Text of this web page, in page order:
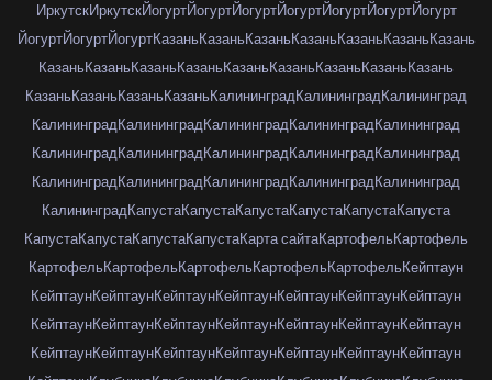
ИркутскИркутскЙогуртЙогуртЙогуртЙогуртЙогуртЙогуртЙогурт
ЙогуртЙогуртЙогуртКазаньКазаньКазаньКазаньКазаньКазаньКазань
КазаньКазаньКазаньКазаньКазаньКазаньКазаньКазаньКазань
КазаньКазаньКазаньКазаньКалининградКалининградКалининград
КалининградКалининградКалининградКалининградКалининград
КалининградКалининградКалининградКалининградКалининград
КалининградКалининградКалининградКалининградКалининград
КалининградКапустаКапустаКапустаКапустаКапустаКапуста
КапустаКапустаКапустаКапустаКарта сайтаКартофельКартофель
КартофельКартофельКартофельКартофельКартофельКейптаун
КейптаунКейптаунКейптаунКейптаунКейптаунКейптаунКейптаун
КейптаунКейптаунКейптаунКейптаунКейптаунКейптаунКейптаун
КейптаунКейптаунКейптаунКейптаунКейптаунКейптаунКейптаун